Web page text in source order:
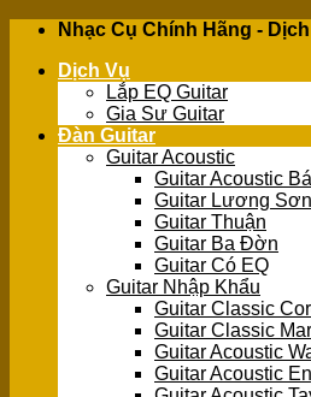
Skip
content
Nhạc Cụ Chính Hãng -
Dịch Vụ
Lắp EQ Guitar
Gia Sư Guitar
Đàn Guitar
Guitar Acoustic
Guitar Acoustic
Guitar Lương Sơn
Guitar Thuận
Guitar Ba Đờn
Guitar Có EQ
Guitar Nhập Khẩu
Guitar Classic
Guitar Classic
Guitar Acoustic
Guitar Acoustic